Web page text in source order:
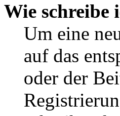
Wie schreibe
Um eine
auf das
oder der